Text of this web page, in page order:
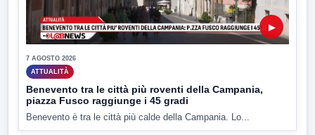
▶
7 AGOSTO 2026
ATTUALITÀ
Benevento tra le città più roventi della Campania,
piazza Fusco raggiunge i 45 gradi
Benevento è tra le città più calde della Campania. Lo...